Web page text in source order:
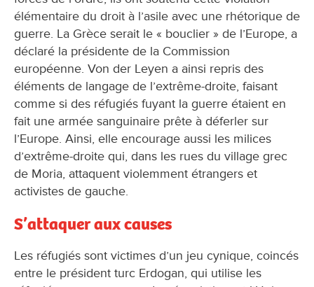
élémentaire du droit à l’asile avec une rhétorique de
guerre. La Grèce serait le « bouclier » de l’Europe, a
déclaré la présidente de la Commission
européenne. Von der Leyen a ainsi repris des
éléments de langage de l’extrême-droite, faisant
comme si des réfugiés fuyant la guerre étaient en
fait une armée sanguinaire prête à déferler sur
l’Europe. Ainsi, elle encourage aussi les milices
d’extrême-droite qui, dans les rues du village grec
de Moria, attaquent violemment étrangers et
activistes de gauche.
S’attaquer aux causes
Les réfugiés sont victimes d’un jeu cynique, coincés
entre le président turc Erdogan, qui utilise les